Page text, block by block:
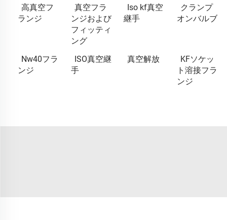
高真空フ
ランジ
真空フラ
ンジおよび
フィッティ
ング
Iso kf真空
継手
クランプ
オンバルブ
Nw40フラ
ンジ
ISO真空継
手
真空解放
KFソケッ
ト溶接フラ
ンジ